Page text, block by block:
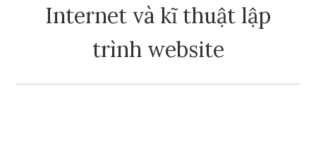
Internet và kĩ thuật lập
trình website